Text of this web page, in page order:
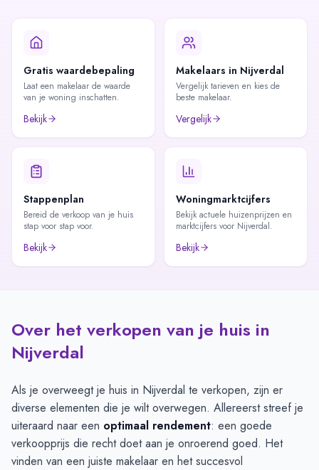
Gratis waardebepaling
Laat een makelaar de waarde
van je woning inschatten.
Bekijk
Makelaars in Nijverdal
Vergelijk tarieven en kies de
beste makelaar.
Vergelijk
Stappenplan
Bereid de verkoop van je huis
stap voor stap voor.
Bekijk
Woningmarktcijfers
Bekijk actuele huizenprijzen en
marktcijfers voor Nijverdal.
Bekijk
Over het verkopen van je huis in
Nijverdal
Als je overweegt je huis in Nijverdal te verkopen, zijn er
diverse elementen die je wilt overwegen. Allereerst streef je
uiteraard naar een optimaal rendement: een goede
verkoopprijs die recht doet aan je onroerend goed. Het
vinden van een juiste makelaar en het succesvol